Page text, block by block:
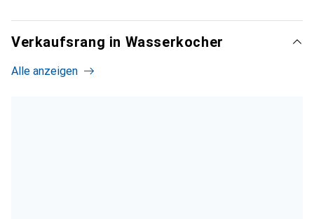
Verkaufsrang in Wasserkocher
Alle anzeigen